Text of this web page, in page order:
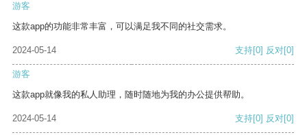
游客
这款app的功能非常丰富，可以满足我不同的社交需求。
2024-05-14 支持[0] 反对[0]
游客
这款app就像我的私人助理，随时随地为我的办公提供帮助。
2024-05-14 支持[0] 反对[0]